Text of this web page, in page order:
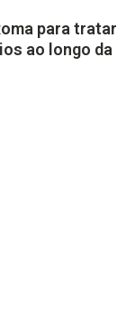
para tratar
ao longo da